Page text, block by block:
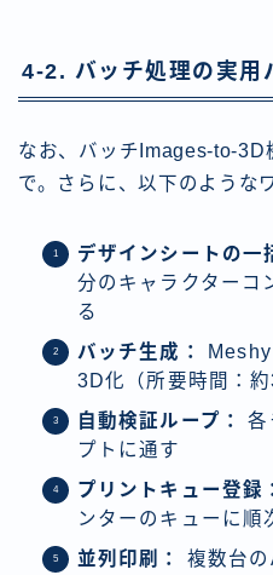
4-2. バッチ処理の実用
なお、バッチImages-to-3D
で。さらに、以下のような
デザインシートの一
分のキャラクターコ
る
バッチ生成：
3D化（所要時間：
自動検証ループ：
各
プトに通す
プリントキュー登録
ンターのキューに順
並列印刷：
複数台